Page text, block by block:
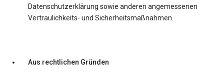
Datenschutzerklärung sowie anderen angemessenen
Vertraulichkeits- und Sicherheitsmaßnahmen.
Aus rechtlichen Gründen